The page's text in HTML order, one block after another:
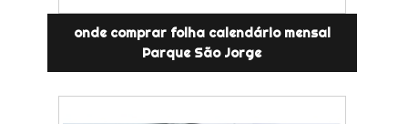
onde comprar folha calendário mensal
Parque São Jorge